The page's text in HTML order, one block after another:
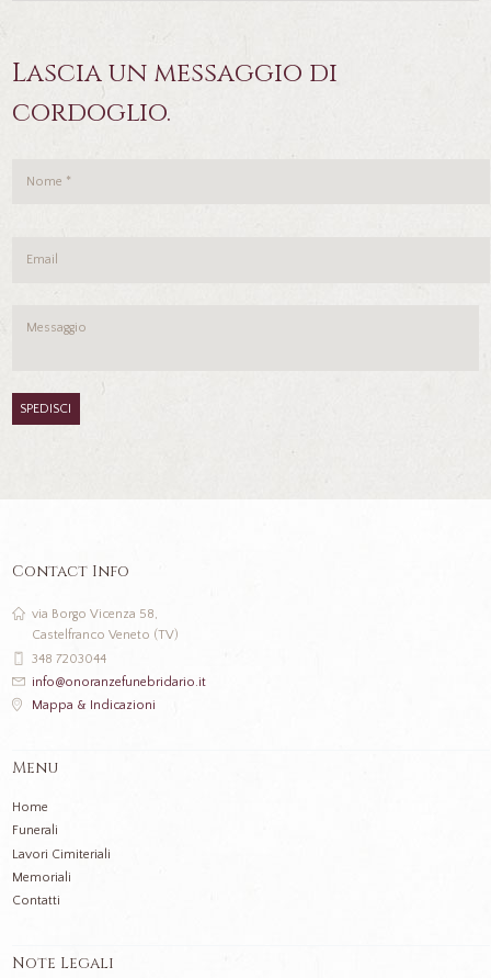
Lascia un messaggio di
cordoglio.
Contact Info
via Borgo Vicenza 58,
Castelfranco Veneto (TV)
348 7203044
info@onoranzefunebridario.it
Mappa & Indicazioni
Menu
Home
Funerali
Lavori Cimiteriali
Memoriali
Contatti
Note Legali